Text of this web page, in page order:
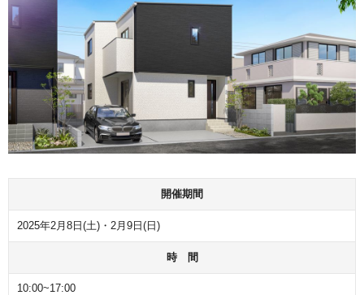
開催期間
2025年2月8日(土)・2月9日(日)
時 間
10:00~17:00